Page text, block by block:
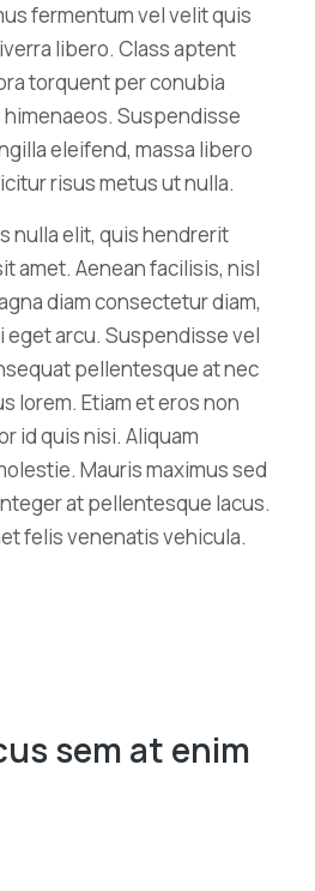
fermentum vel velit quis
libero. Class aptent
torquent per conubia
Suspendisse
eleifend, massa libero
risus metus ut nulla.
nulla elit, quis hendrerit
amet. Aenean facilisis, nisl
diam consectetur diam,
eget arcu. Suspendisse vel
pellentesque at nec
lorem. Etiam et eros non
id quis nisi. Aliquam
Mauris maximus sed
at pellentesque lacus.
felis venenatis vehicula.
sem at enim